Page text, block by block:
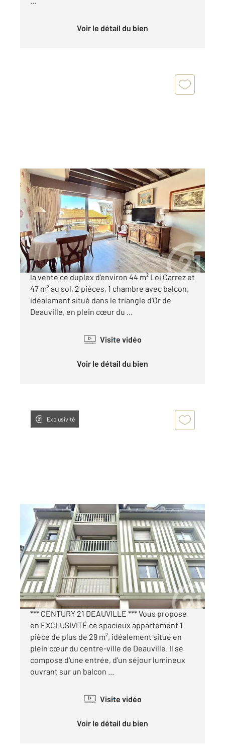
Voir le détail du bien
DEAUVILLE 14
44,35 m2, 2 pièces
Ref : 5596
Appartement F2 à vendre
330 000 €
*** CENTURY 21 DEAUVILLE *** Vous propose à
la vente ce duplex d'environ 44 m² Loi Carrez et
47 m² au sol, 2 pièces, 1 chambre avec balcon,
idéalement situé dans le triangle d'Or de
Deauville, en plein cœur du ...
Visite vidéo
Voir le détail du bien
Exclusivité
DEAUVILLE 14
29,57 m2, 1 pièce
Ref : 5524
Appartement Studio à vendre
185 000 €
Visiter le site dédié
*** CENTURY 21 DEAUVILLE *** Vous propose
en EXCLUSIVITÉ ce spacieux appartement 1
pièce de plus de 29 m², idéalement situé en
plein cœur du centre-ville de Deauville. Il se
compose d'une entrée, d'un séjour lumineux
ouvrant sur un balcon ...
Visite vidéo
Voir le détail du bien